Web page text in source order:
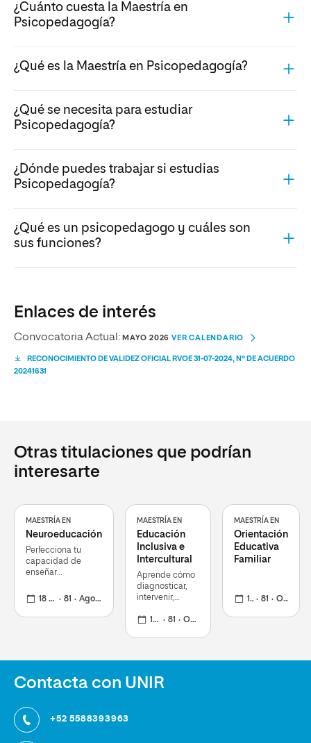
¿Cuánto cuesta la Maestría en
Psicopedagogía?
¿Qué es la Maestría en Psicopedagogía?
¿Qué se necesita para estudiar
Psicopedagogía?
¿Dónde puedes trabajar si estudias
Psicopedagogía?
¿Qué es un psicopedagogo y cuáles son
sus funciones?
Enlaces de interés
Convocatoria Actual: MAYO 2026 VER CALENDARIO
RECONOCIMIENTO DE VALIDEZ OFICIAL RVOE 31-07-2024, Nº DE ACUERDO
20241631
Otras titulaciones que podrían
interesarte
MAESTRÍA EN
Neuroeducación
Perfecciona tu
capacidad de
enseñar
neuroeducación
18 meses 81 Agosto 2026
MAESTRÍA EN
Educación
Inclusiva e
Intercultural
Aprende cómo
diagnosticar,
intervenir,
ofrecer
18 meses 81 Octubre 2026
MAESTRÍA EN
Orientación
Educativa
Familiar
18 meses 81 Octubre 2026
Contacta con UNIR
+52 5588393963